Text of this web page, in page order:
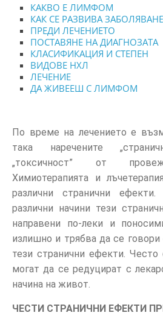
КАКВО Е ЛИМФОМ
КАК СЕ РАЗВИВА
ПРЕДИ ЛЕЧЕНИЕТО
ПОСТАВЯНЕ НА ДИАГНОЗАТА
КЛАСИФИКАЦИЯ И СТЕПЕН
ВИДОВЕ НХЛ
ЛЕЧЕНИЕ
ДА ЖИВЕЕШ С ЛИМФОМ
По време на лечението е
така наречените
„токсичност” от
Химиотерапията и
различни странични
различни начини тези
направени по-леки и
излишно и трябва да се
тези странични ефекти. Често
могат да се редуцират с
начина на живот.
ЧЕСТИ СТРАНИЧНИ ЕФЕКТИ